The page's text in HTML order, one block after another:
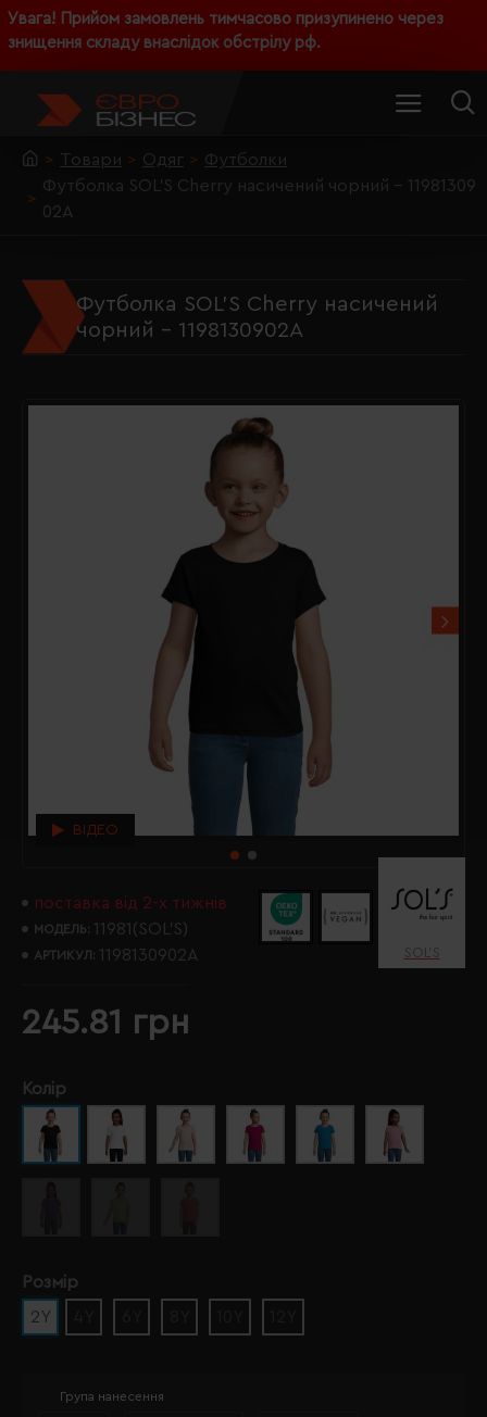
Увага! Прийом замовлень тимчасово призупинено через
знищення складу внаслідок обстрілу рф.
Товари Одяг
Футболки
Футболка SOL'S Cherry насичений чорний - 11981309
02A
Футболка SOL'S Cherry насичений
чорний - 1198130902A
ВІДЕО
поставка від 2-х тижнів
МОДЕЛЬ: 11981(SOL’S)
АРТИКУЛ: 1198130902A SOL’S
245.81 грн
Колір
Розмір
2Y
Група нанесення